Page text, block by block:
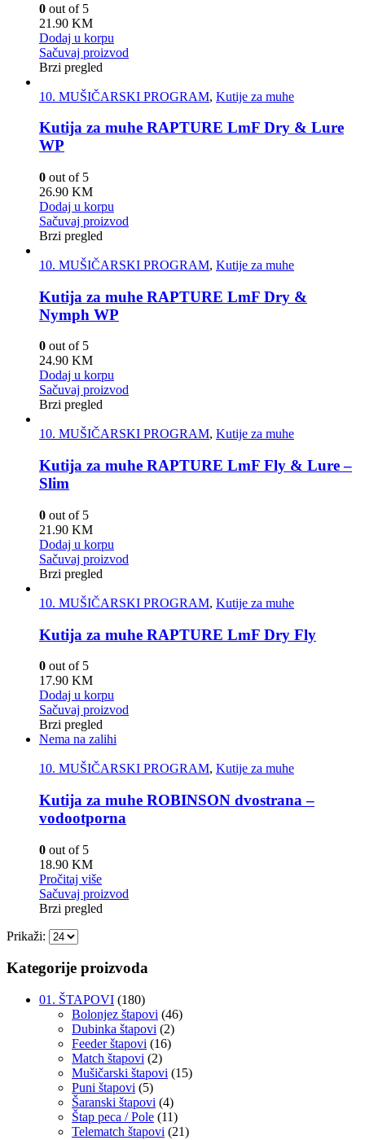
0 out of 5
21.90 KM
Dodaj u korpu
Sačuvaj proizvod
Brzi pregled
10. MUŠIČARSKI PROGRAM, Kutije za muhe
Kutija za muhe RAPTURE LmF Dry & Lure
WP
0 out of 5
26.90 KM
Dodaj u korpu
Sačuvaj proizvod
Brzi pregled
10. MUŠIČARSKI PROGRAM, Kutije za muhe
Kutija za muhe RAPTURE LmF Dry &
Nymph WP
0 out of 5
24.90 KM
Dodaj u korpu
Sačuvaj proizvod
Brzi pregled
10. MUŠIČARSKI PROGRAM, Kutije za muhe
Kutija za muhe RAPTURE LmF Fly & Lure –
Slim
0 out of 5
21.90 KM
Dodaj u korpu
Sačuvaj proizvod
Brzi pregled
10. MUŠIČARSKI PROGRAM, Kutije za muhe
Kutija za muhe RAPTURE LmF Dry Fly
0 out of 5
17.90 KM
Dodaj u korpu
Sačuvaj proizvod
Brzi pregled
Nema na zalihi
10. MUŠIČARSKI PROGRAM, Kutije za muhe
Kutija za muhe ROBINSON dvostrana –
vodootporna
0 out of 5
18.90 KM
Pročitaj više
Sačuvaj proizvod
Brzi pregled
Prikaži:
Kategorije proizvoda
01. ŠTAPOVI (180)
Bolonjez štapovi (46)
Dubinka štapovi (2)
Feeder štapovi (16)
Match štapovi (2)
Mušičarski štapovi (15)
Puni štapovi (5)
Šaranski štapovi (4)
Štap peca / Pole (11)
Telematch štapovi (21)